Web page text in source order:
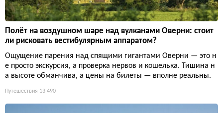
Полёт на воздушном шаре над вулканами Оверни: стоит
ли рисковать вестибулярным аппаратом?
Ощущение парения над спящими гигантами Оверни — это н
е просто экскурсия, а проверка нервов и кошелька. Тишина н
а высоте обманчива, а цены на билеты — вполне реальны.
Путешествия 13 490